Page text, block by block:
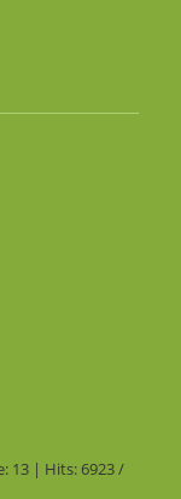
13 | Hits: 6923 /